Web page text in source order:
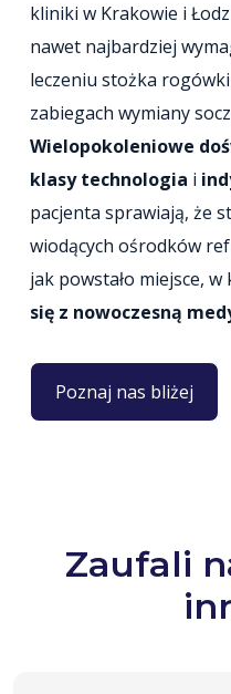
kliniki w Krakowie i
nawet najbardziej
leczeniu stożka
zabiegach wymiany
Wielopokoleniowe
klasy technologia i
pacjenta sprawiają, że
wiodących ośrodków
jak powstało miejsce,
się z nowoczesną
Poznaj nas bliżej
Zaufali